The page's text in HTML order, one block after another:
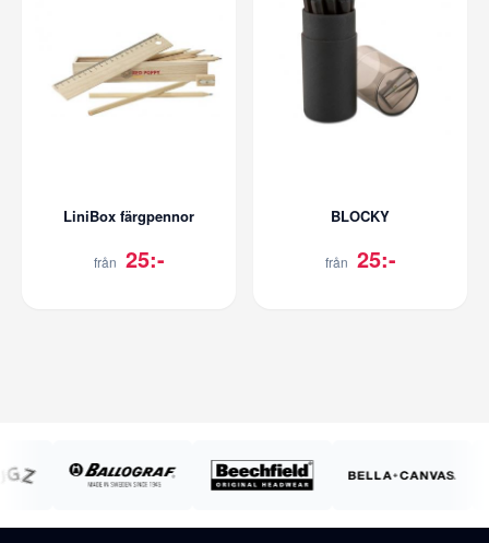
LiniBox färgpennor
från 25:-
BLOCKY
från 25:-